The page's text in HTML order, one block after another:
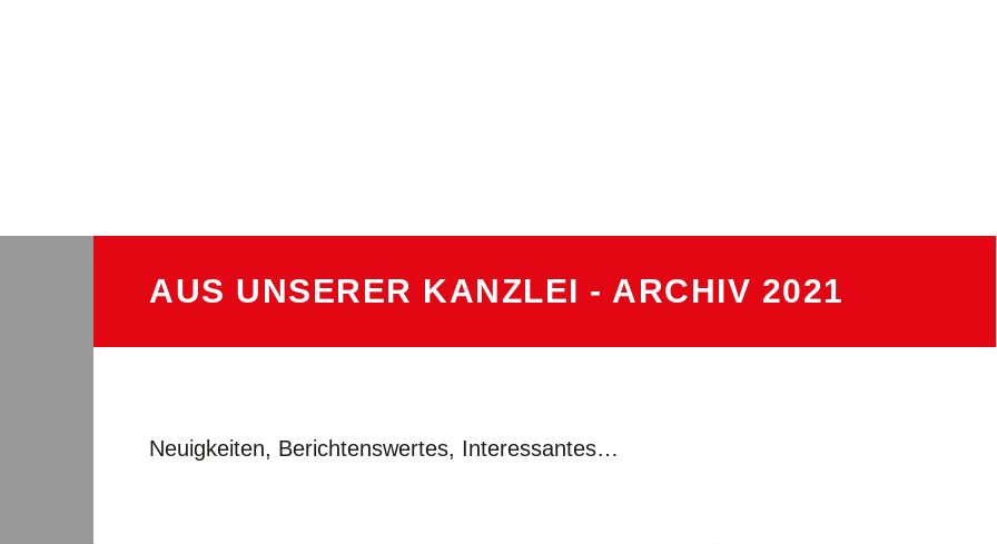
AUS UNSERER KANZLEI - ARCHIV JAHR:
2021
Neuigkeiten, Berichtenswertes, Interessantes…